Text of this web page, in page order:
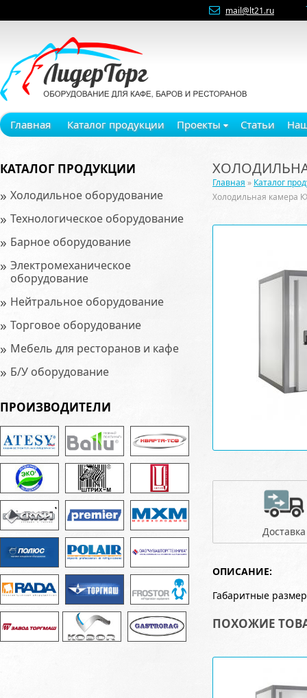
mail@lt21.ru
Главная Каталог продукции Проекты Статьи
КАТАЛОГ ПРОДУКЦИИ
» Холодильное оборудование
» Технологическое оборудование
» Барное оборудование
» Электромеханическое
оборудование
» Нейтральное оборудование
» Торговое оборудование
» Мебель для ресторанов и кафе
» Б/У оборудование
ПРОИЗВОДИТЕЛИ
Главная » Каталог
Холодильная камера
Доставка
ОПИСАНИЕ:
Габаритные
ПОХОЖИЕ